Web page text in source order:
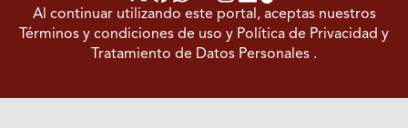
Al continuar utilizando este portal, aceptas nuestros
Términos y condiciones de uso y Política de Privacidad y
Tratamiento de Datos Personales .